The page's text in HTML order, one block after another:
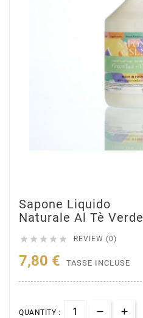
Sapone Liquido
Naturale Al Tè Verde
     REVIEW (0)
7,80 € TASSE INCLUSE
QUANTITY :